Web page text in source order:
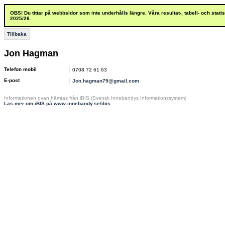
OBS! Du tittar på webbsidor som inte underhålls längre. Våra resultat-, tabell- och
2025/26.
Tillbaka
Jon Hagman
Telefon mobil
0708 72 61 63
E-post
Jon.hagman79@gmail.com
Informationen ovan hämtas från iBIS (Svensk Innebandys Informationssystem)
Läs mer om iBIS på www.innebandy.se/ibis